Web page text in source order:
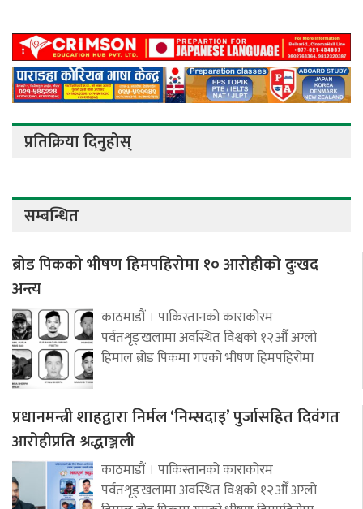
प्रतिक्रिया दिनुहोस्
सम्बन्धित
ब्रोड पिकको भीषण हिमपहिरोमा १० आरोहीको दुःखद
अन्त्य
काठमाडौं । पाकिस्तानको काराकोरम
पर्वतशृङ्खलामा अवस्थित विश्वको १२औँ अग्लो
हिमाल ब्रोड पिकमा गएको भीषण हिमपहिरोमा
प्रधानमन्त्री शाहद्वारा निर्मल ‘निम्सदाइ’ पुर्जासहित दिवंगत
आरोहीप्रति श्रद्धाञ्जली
काठमाडौं । पाकिस्तानको काराकोरम
पर्वतशृङ्खलामा अवस्थित विश्वको १२औँ अग्लो